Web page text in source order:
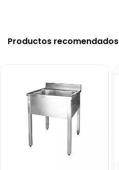
Productos recomendados